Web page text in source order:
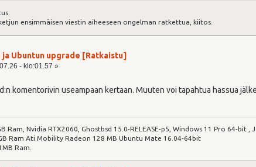
ensimmäisen viestin aiheeseen ongelman ratkettua, kiitos.
ja Ubuntun upgrade [Ratkaistu]
- klo:01.57 »
komentorivin useampaan kertaan. Muuten voi tapahtua hassua
Ram, Nvidia RTX2060, Ghostbsd 15.0-RELEASE-p5, Windows 11 Pro 64-bit
Ram Ati Mobility Radeon 128 MB Ubuntu Mate 16.04-64bit
Ram.